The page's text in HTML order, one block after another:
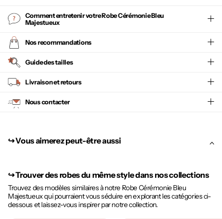
Comment entretenir votreRobe Cérémonie Bleu
Majestueux
Nos recommandations
Guide des tailles
Livraison et retours
Nous contacter
↪︎ Vous aimerez peut-être aussi
↪︎Trouver des robes du même style dans nos collections
Trouvez des modèles similaires à notre Robe Cérémonie Bleu
Majestueux qui pourraient vous séduire en explorant les catégories ci-
dessous et laissez-vous inspirer par notre collection.